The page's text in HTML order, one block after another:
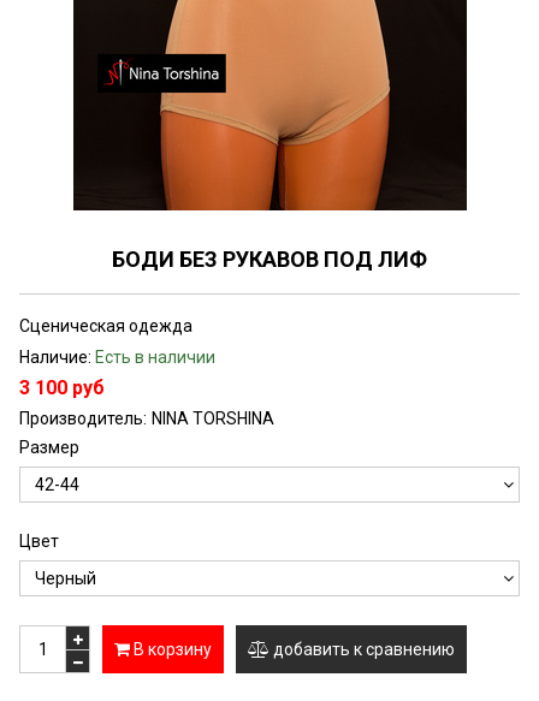
БОДИ БЕЗ РУКАВОВ ПОД ЛИФ
Сценическая одежда
Наличие: Есть в наличии
3 100 руб
Производитель: NINA TORSHINA
Размер
Цвет
В корзину добавить к сравнению